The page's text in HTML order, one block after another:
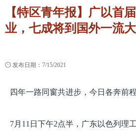
【特区青年报】广以首
业，七成将到国外一流
 发布日期：7/15/2021
四年一路同窗共进步，今日各奔前程
7月11日下午2点半，广东以色列理